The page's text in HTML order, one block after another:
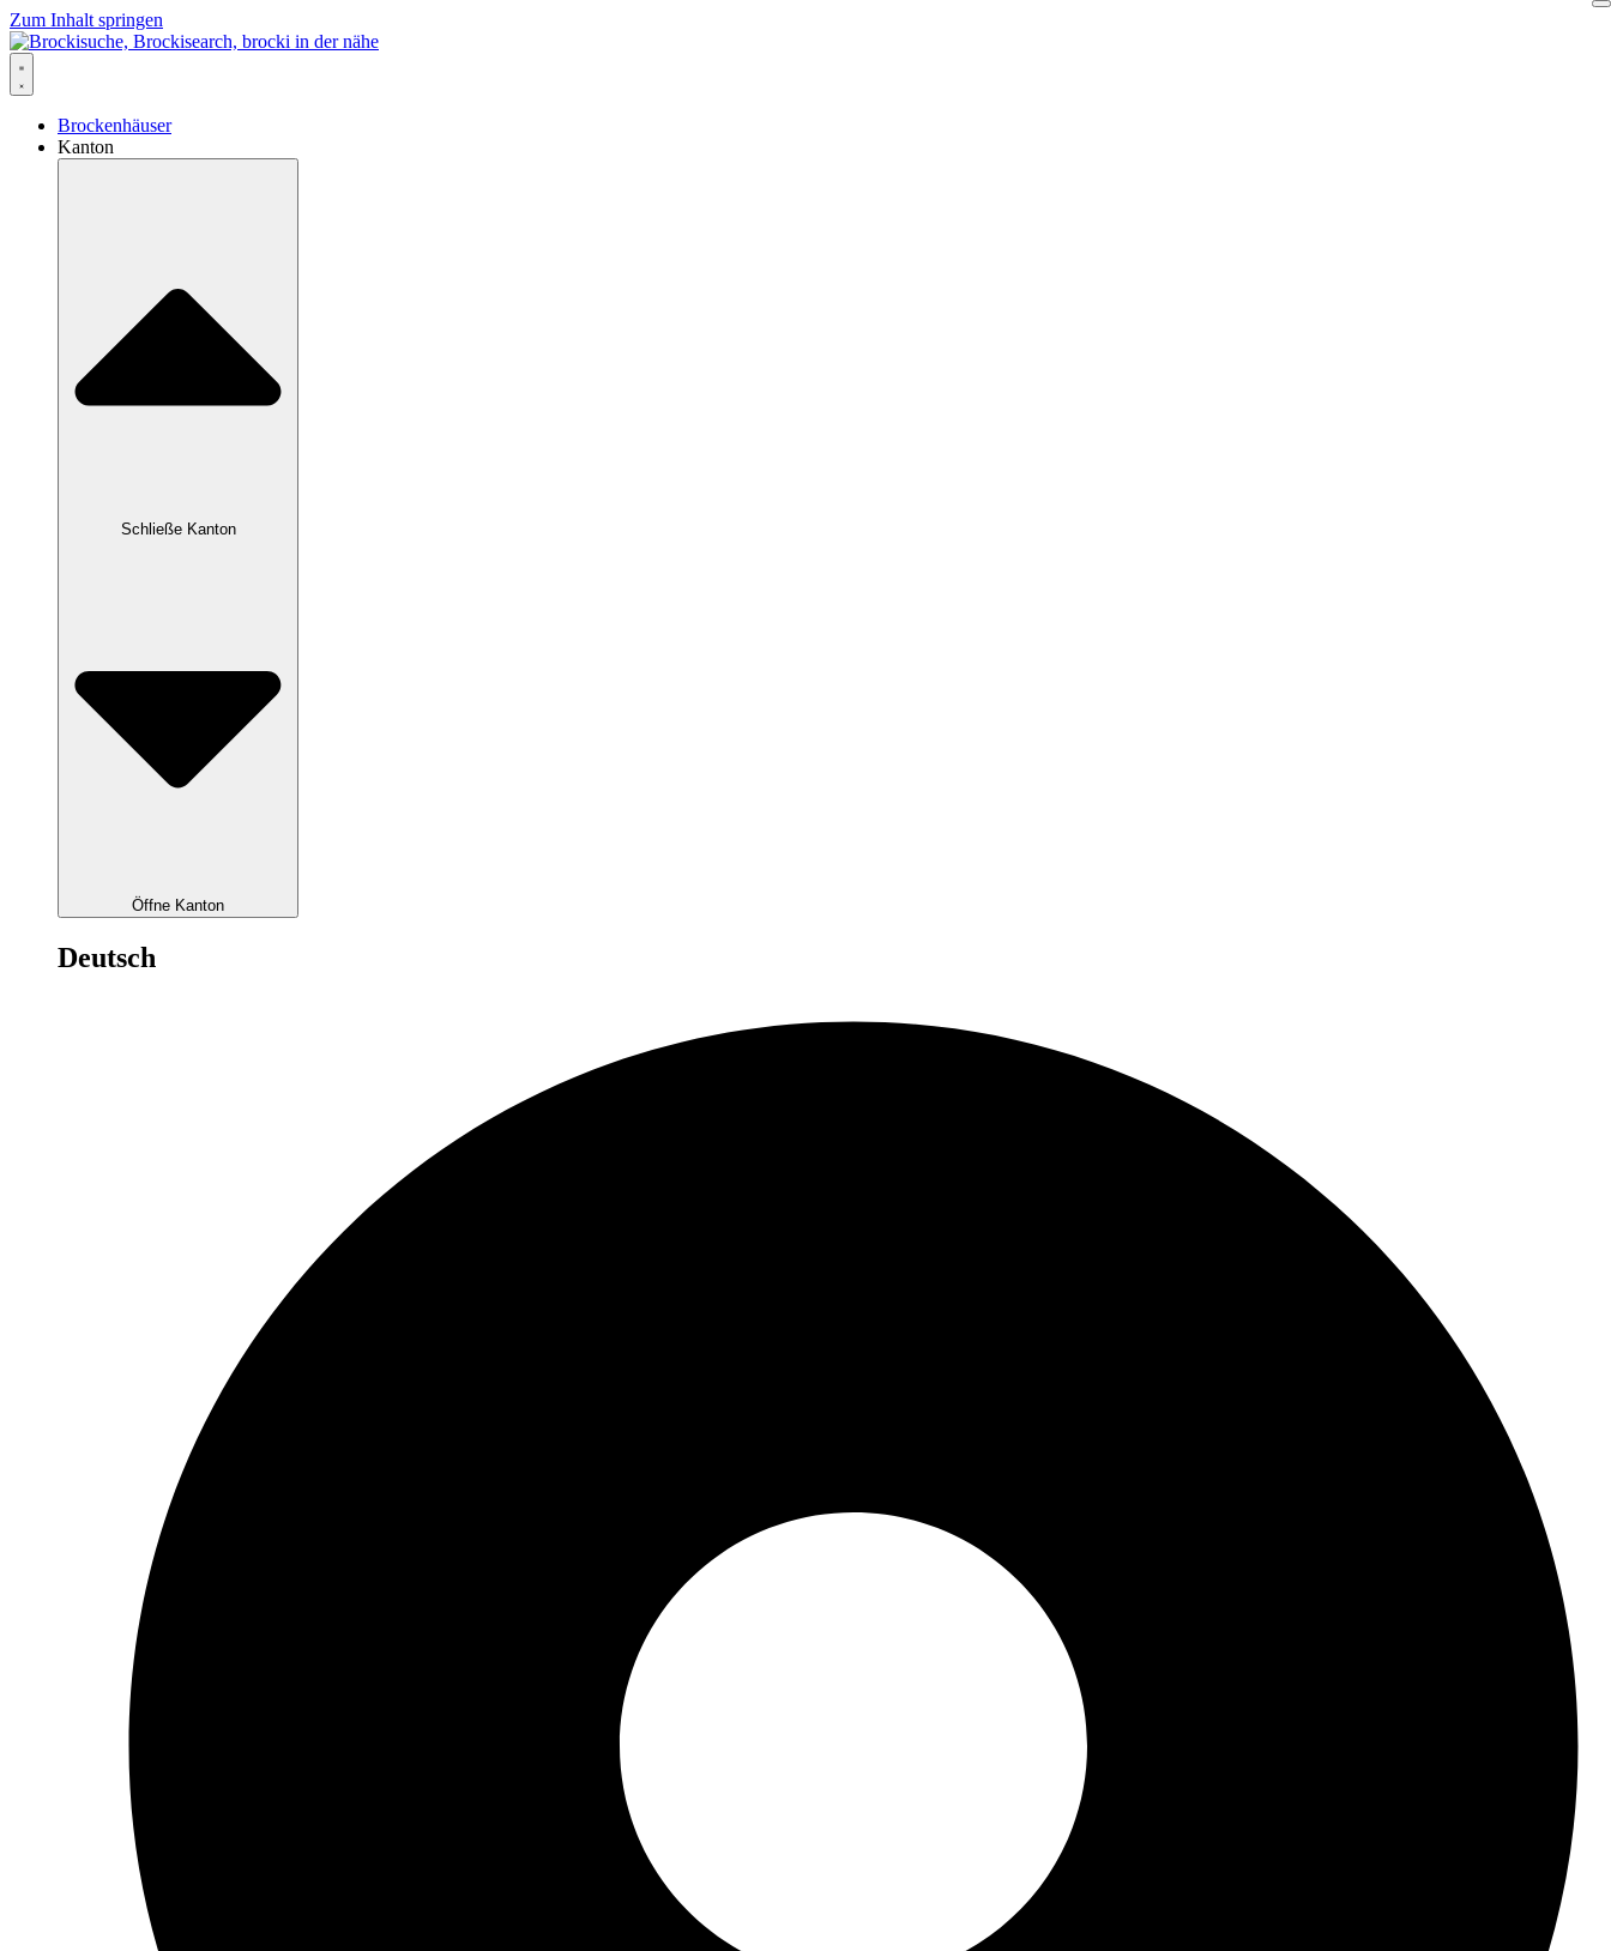
Zum Inhalt springen
Brockenhäuser
Kanton
Schließe Kanton
Öffne Kanton
Deutsch